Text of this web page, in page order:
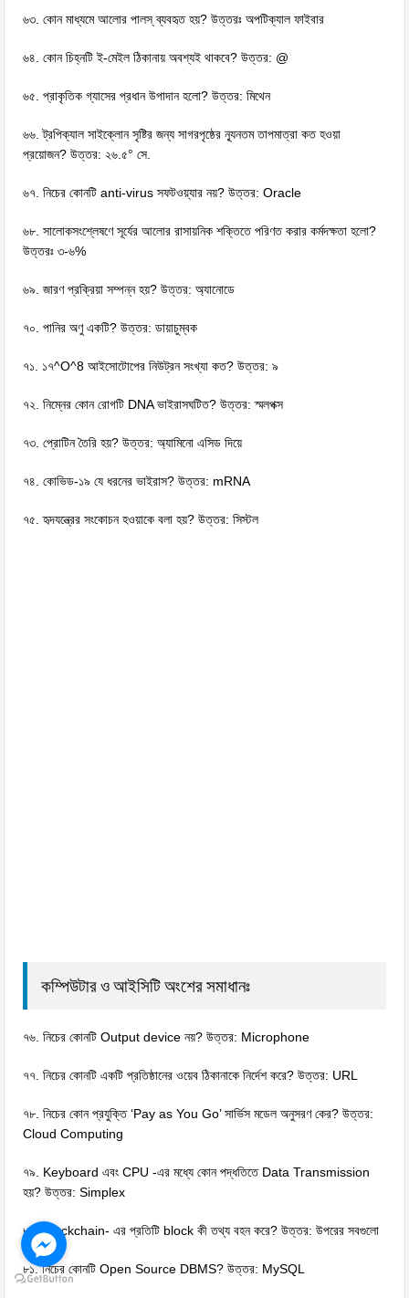
৬৩. কোন মাধ্যমে আলাের পালস্ ব্যবহৃত হয়? উত্তরঃ অপটিক্যাল ফাইবার
৬৪. কোন চিহ্নটি ই-মেইল ঠিকানায় অবশ্যই থাকবে? উত্তর: @
৬৫. প্রাকৃতিক গ্যাসের প্রধান উপাদান হলো? উত্তর: মিথেন
৬৬. ট্রপিক্যাল সাইক্লোন সৃষ্টির জন্য সাগরপৃষ্ঠের ন্যূনতম তাপমাত্রা কত হওয়া
প্রয়োজন? উত্তর: ২৬.৫° সে.
৬৭. নিচের কোনটি anti-virus সফটওয়্যার নয়? উত্তর: Oracle
৬৮. সালোকসংশ্লেষণে সূর্যের আলোর রাসায়নিক শক্তিতে পরিণত করার কর্মদক্ষতা হলো?
উত্তরঃ ৩-৬%
৬৯. জারণ প্রক্রিয়া সম্পন্ন হয়? উত্তর: অ্যানোডে
৭০. পানির অণু একটি? উত্তর: ডায়াচুম্বক
৭১. ১৭^O^8 আইসোটোপের নিউট্রন সংখ্যা কত? উত্তর: ৯
৭২. নিম্নের কোন রোগটি DNA ভাইরাসঘটিত? উত্তর: স্মলপক্স
৭৩. প্রোটিন তৈরি হয়? উত্তর: অ্যামিনো এসিড দিয়ে
৭৪. কোভিড-১৯ যে ধরনের ভাইরাস? উত্তর: mRNA
৭৫. হৃদযন্ত্রের সংকোচন হওয়াকে বলা হয়? উত্তর: সিস্টল
কম্পিউটার ও আইসিটি অংশের সমাধানঃ
৭৬. নিচের কোনটি Output device নয়? উত্তর: Microphone
৭৭. নিচের কোনটি একটি প্রতিষ্ঠানের ওয়েব ঠিকানাকে নির্দেশ করে? উত্তর: URL
৭৮. নিচের কোন প্রযুক্তি ‘Pay as You Go’ সার্ভিস মডেল অনুসরণ কের? উত্তর:
Cloud Computing
৭৯. Keyboard এবং CPU -এর মধ্যে কোন পদ্ধতিতে Data Transmission
হয়? উত্তর: Simplex
৮০. Blockchain- এর প্রতিটি block কী তথ্য বহন করে? উত্তর: উপরের সবগুলো
৮১. নিচের কোনটি Open Source DBMS? উত্তর: MySQL